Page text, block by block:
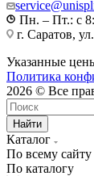
Пн. – Пт.: с
г. Саратов,
Указанные
Политика
2026 © Все
Найти
Каталог
По всему сайту
По каталогу